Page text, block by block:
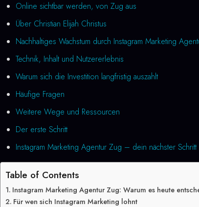
Online sichtbar werden, von Zug aus
Über Christian Elijah Christus
Nachhaltiges Wachstum durch Instagram Marketing
Technik, Inhalt und Nutzererlebnis
Warum sich die Investition langfristig auszahlt
Häufige Fragen
Weitere Wege und Ressourcen
Der erste Schritt
Instagram Marketing Agentur Zug – dein nächster Schritt
Table of Contents
Instagram Marketing Agentur Zug: Warum es heute
Für wen sich Instagram Marketing lohnt